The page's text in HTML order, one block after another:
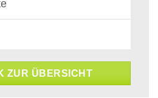
ZUR ÜBERSICHT